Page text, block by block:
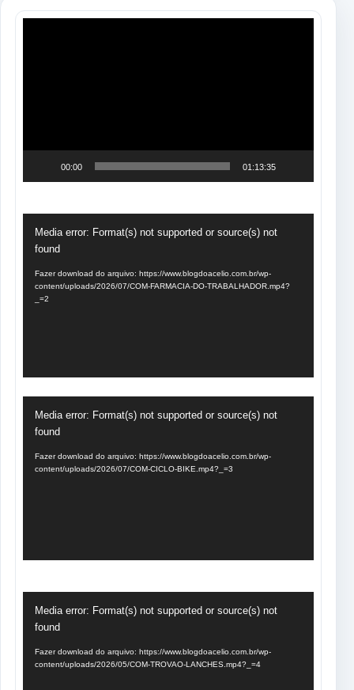
00:00 01:13:35
de
Media error: Format(s) not supported or source(s) not
found
Fazer download do arquivo: https://www.blogdoacelio.com.br/wp-
content/uploads/2026/07/COM-FARMACIA-DO-TRABALHADOR.mp4?
_=2
de
Media error: Format(s) not supported or source(s) not
found
Fazer download do arquivo: https://www.blogdoacelio.com.br/wp-
content/uploads/2026/07/COM-CICLO-BIKE.mp4?_=3
de
Media error: Format(s) not supported or source(s) not
found
Fazer download do arquivo: https://www.blogdoacelio.com.br/wp-
content/uploads/2026/05/COM-TROVAO-LANCHES.mp4?_=4